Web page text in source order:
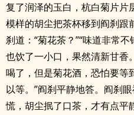
复了润泽的玉白，杭白菊片片
模样的胡尘把茶杯移到阎刹跟
刹道：“菊花茶？”“味道非常
也饮了一小口，果然清新甘香
喝了，但是菊花酒，恐怕要等
以等。”阎刹平静地答。阎刹
慌，胡尘抿了口茶，才有点平